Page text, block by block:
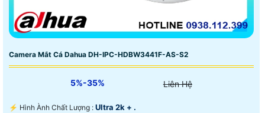
Camera Mắt Cá Dahua DH-IPC-HDBW3441F-AS-S2
5%-35% Liên Hệ
️⚡ Hình Ành Chất Lượng : Ultra 2k + .